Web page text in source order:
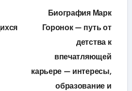
Биография Марк
Горонок — путь от
детства к
впечатляющей
карьере — интересы,
образование и